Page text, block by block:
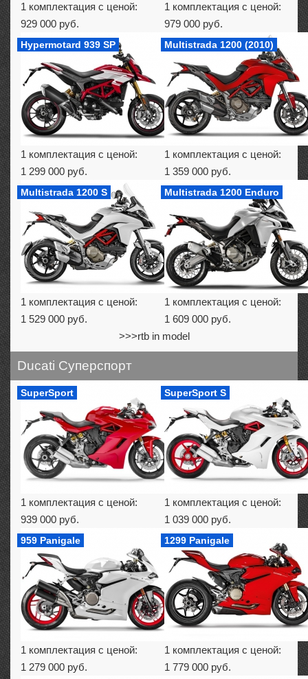
1 комплектация с ценой:
929 000 руб.
1 комплектация с ценой:
979 000 руб.
Hypermotard 939 SP
1 комплектация с ценой:
1 299 000 руб.
Multistrada 1200 (2010)
1 комплектация с ценой:
1 359 000 руб.
Multistrada 1200 S
1 комплектация с ценой:
1 529 000 руб.
Multistrada 1200 Enduro
1 комплектация с ценой:
1 609 000 руб.
>>>rtb in model
Ducati Суперспорт
SuperSport
1 комплектация с ценой:
939 000 руб.
SuperSport S
1 комплектация с ценой:
1 039 000 руб.
959 Panigale
1 комплектация с ценой:
1 279 000 руб.
1299 Panigale
1 комплектация с ценой:
1 779 000 руб.